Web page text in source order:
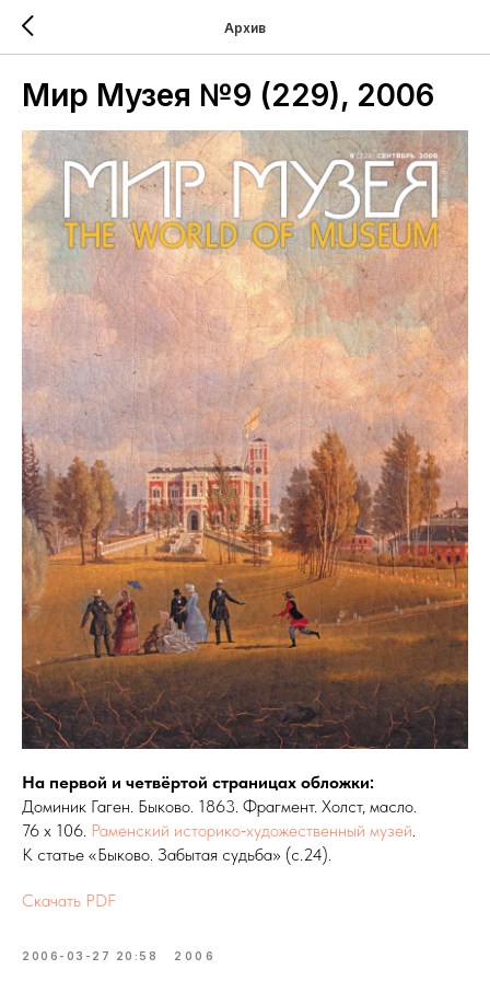
Архив
Мир Музея №9 (229), 2006
На первой и четвёртой страницах обложки:
Доминик Гаген. Быково. 1863. Фрагмент. Холст, масло.
76 х 106. Раменский историко‑художественный музей.
К статье «Быково. Забытая судьба» (с.24).
Скачать PDF
2006-03-27 20:58 2006